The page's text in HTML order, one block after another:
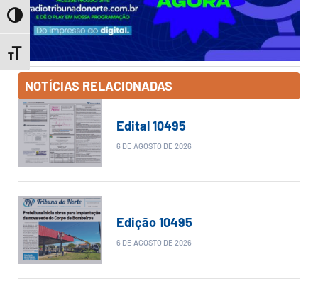
Toggle High Contrast
Toggle Font size
NOTÍCIAS RELACIONADAS
Edital 10495
6 DE AGOSTO DE 2026
Edição 10495
6 DE AGOSTO DE 2026